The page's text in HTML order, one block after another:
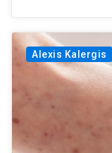
Alexis Kalergis